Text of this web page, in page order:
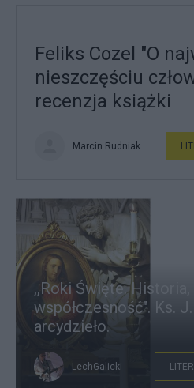
Feliks Cozel "O
nieszczęściu
recenzja książki
Marcin Rudniak
,,Roki Święte. Historia,
współczesność". Ks.
arcydzieło.
LechGalicki